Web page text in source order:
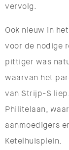
vervolg.
Ook nieuw in
voor de nodige
pittiger was
waarvan het
van Strijp-S
Philitelaan,
aanmoedigers
Ketelhuisplein.